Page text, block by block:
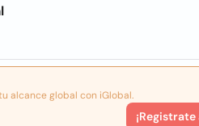
alcance global con iGlobal.
¡Registrate